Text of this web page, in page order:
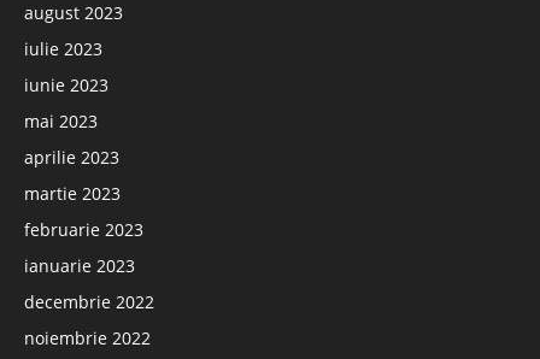
august 2023
iulie 2023
iunie 2023
mai 2023
aprilie 2023
martie 2023
februarie 2023
ianuarie 2023
decembrie 2022
noiembrie 2022